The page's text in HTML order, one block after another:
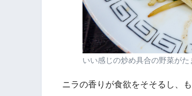
いい感じの炒め具合の野菜がた
ニラの香りが食欲をそそるし、